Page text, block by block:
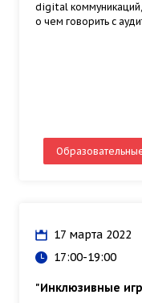
digital коммуникаций,
о чем говорить с
17 марта 2022
17:00-19:00
"Инклюзивные